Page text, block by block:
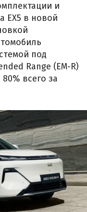
и
EX5 в новой
под
Range (EM-R)
всего за